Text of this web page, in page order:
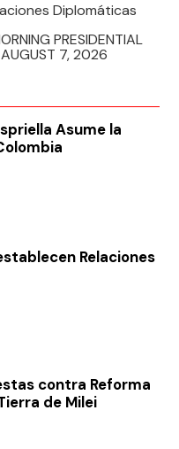
Diplomáticas
PRESIDENTIAL
AUGUST 7, 2026
Asume la
Relaciones
contra Reforma
de Milei